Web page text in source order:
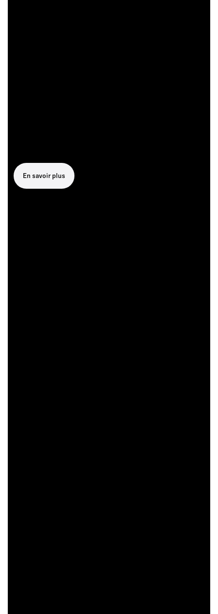
En savoir plus